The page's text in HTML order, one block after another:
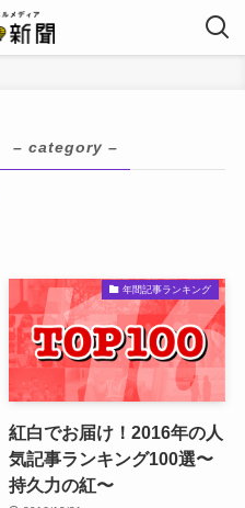
– category –
年間記事ランキング
紅白でお届け！2016年の人
気記事ランキング100選〜
持久力の紅〜